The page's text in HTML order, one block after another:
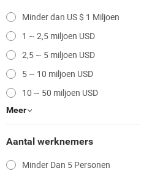
Minder dan US $ 1 Miljoen
1 ~ 2,5 miljoen USD
2,5 ~ 5 miljoen USD
5 ~ 10 miljoen USD
10 ~ 50 miljoen USD
Meer
Aantal werknemers
Minder Dan 5 Personen